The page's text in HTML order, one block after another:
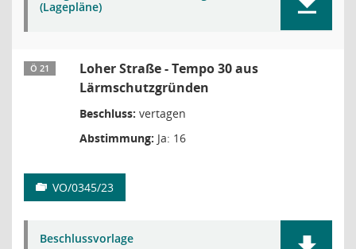
(Lagepläne)
Ö 21
Loher Straße - Tempo 30 aus
Lärmschutzgründen
Beschluss: vertagen
Abstimmung: Ja: 16
VO/0345/23
Beschlussvorlage